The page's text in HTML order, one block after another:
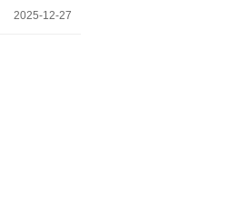
2025-12-27